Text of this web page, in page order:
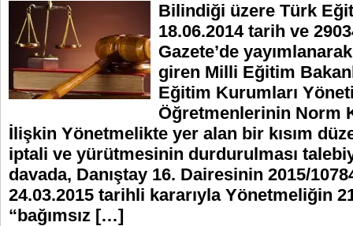
Bilindiği üzere Türk
18.06.2014 tarih ve
Gazete’de
giren Milli Eğitim
Eğitim Kurumları
Öğretmenlerinin Norm
İlişkin Yönetmelikte yer alan bir kısım
iptali ve yürütmesinin durdurulması
davada, Danıştay 16. Dairesinin 2015/
24.03.2015 tarihli kararıyla Yönetmeliğin
“bağımsız […]